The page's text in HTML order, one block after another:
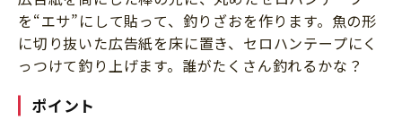
を“エサ”にして貼って、釣りざおを作ります。魚の形
に切り抜いた広告紙を床に置き、セロハンテープにく
っつけて釣り上げます。誰がたくさん釣れるかな？
ポイント